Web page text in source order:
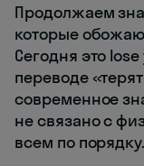
Продолжаем
которые
Сегодня это
переводе
современное
не связано с
всем по порядку.